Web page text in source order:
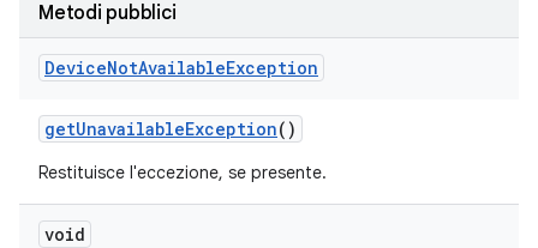
Metodi pubblici
DeviceNotAvailableException
getUnavailableException()
Restituisce l'eccezione, se presente.
void